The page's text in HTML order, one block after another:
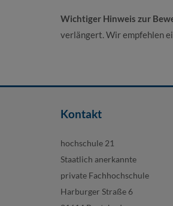
Wichtiger Hinweis zur
verlängert. Wir empfehlen
Kontakt
hochschule 21
Staatlich anerkannte
private Fachhochschule
Harburger Straße 6